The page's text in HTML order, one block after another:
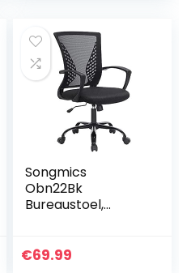
Songmics
Obn22Bk
Bureaustoel,
Kg Belastbaar 64 X
€69.99